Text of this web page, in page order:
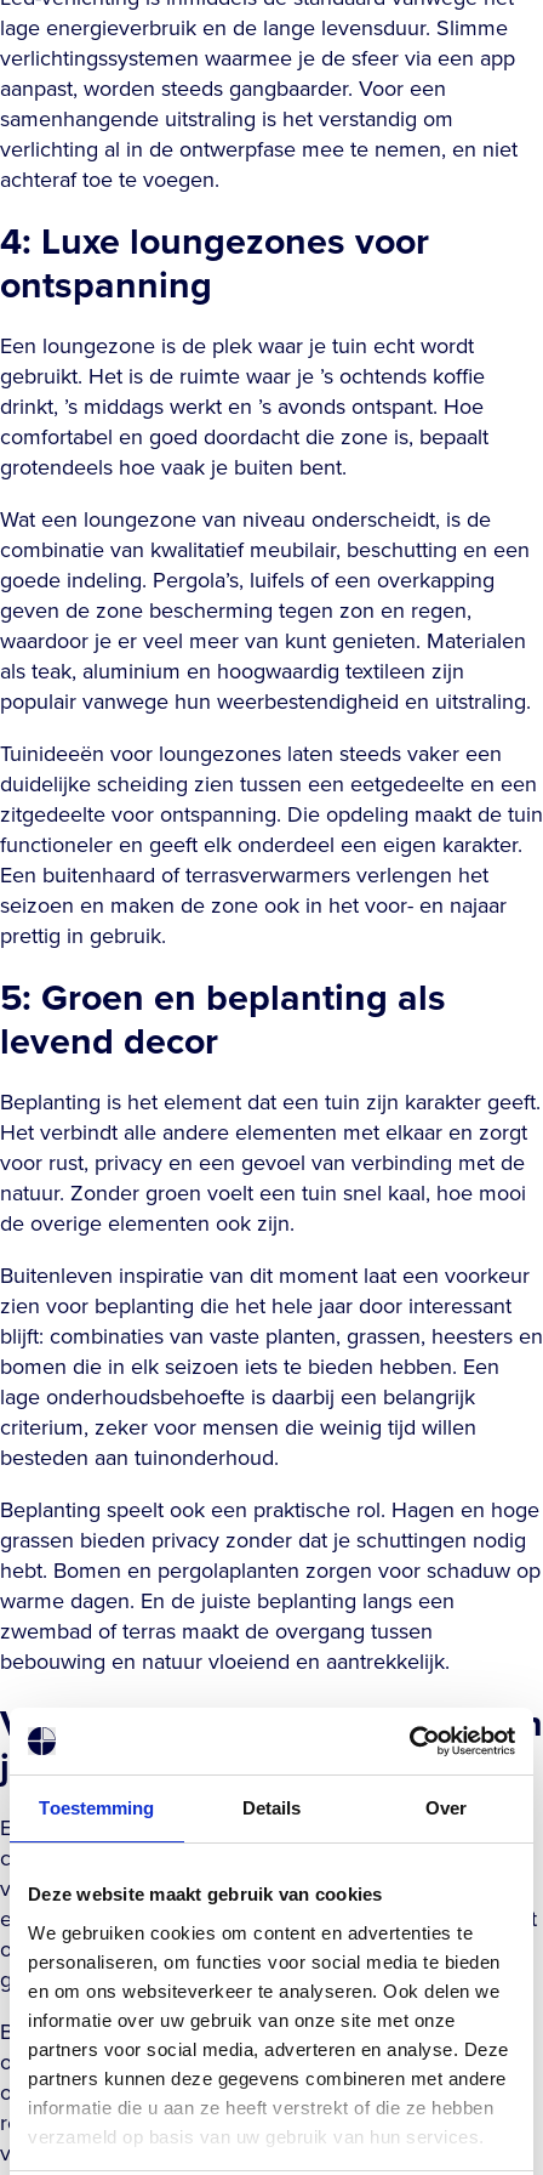
Toestemming Details Over
Deze website maakt gebruik van cookies
We gebruiken cookies om content en advertenties te
personaliseren, om functies voor social media te bieden
en om ons websiteverkeer te analyseren. Ook delen we
informatie over uw gebruik van onze site met onze
partners voor social media, adverteren en analyse. Deze
partners kunnen deze gegevens combineren met andere
informatie die u aan ze heeft verstrekt of die ze hebben
verzameld op basis van uw gebruik van hun services.
lage energieverbruik en de lange levensduur. Slimme
verlichtingssystemen waarmee je de sfeer via een app
aanpast, worden steeds gangbaarder. Voor een
samenhangende uitstraling is het verstandig om
verlichting al in de ontwerpfase mee te nemen, en niet
achteraf toe te voegen.
4: Luxe loungezones voor
ontspanning
Een loungezone is de plek waar je tuin echt wordt
gebruikt. Het is de ruimte waar je ’s ochtends koffie
drinkt, ’s middags werkt en ’s avonds ontspant. Hoe
comfortabel en goed doordacht die zone is, bepaalt
grotendeels hoe vaak je buiten bent.
Wat een loungezone van niveau onderscheidt, is de
combinatie van kwalitatief meubilair, beschutting en een
goede indeling. Pergola’s, luifels of een overkapping
geven de zone bescherming tegen zon en regen,
waardoor je er veel meer van kunt genieten. Materialen
als teak, aluminium en hoogwaardig textileen zijn
populair vanwege hun weerbestendigheid en uitstraling.
Tuinideeën voor loungezones laten steeds vaker een
duidelijke scheiding zien tussen een eetgedeelte en een
zitgedeelte voor ontspanning. Die opdeling maakt de tuin
functioneler en geeft elk onderdeel een eigen karakter.
Een buitenhaard of terrasverwarmers verlengen het
seizoen en maken de zone ook in het voor- en najaar
prettig in gebruik.
5: Groen en beplanting als
levend decor
Beplanting is het element dat een tuin zijn karakter geeft.
Het verbindt alle andere elementen met elkaar en zorgt
voor rust, privacy en een gevoel van verbinding met de
natuur. Zonder groen voelt een tuin snel kaal, hoe mooi
de overige elementen ook zijn.
Buitenleven inspiratie van dit moment laat een voorkeur
zien voor beplanting die het hele jaar door interessant
blijft: combinaties van vaste planten, grassen, heesters en
bomen die in elk seizoen iets te bieden hebben. Een
lage onderhoudsbehoefte is daarbij een belangrijk
criterium, zeker voor mensen die weinig tijd willen
besteden aan tuinonderhoud.
Beplanting speelt ook een praktische rol. Hagen en hoge
grassen bieden privacy zonder dat je schuttingen nodig
hebt. Bomen en pergolaplanten zorgen voor schaduw op
warme dagen. En de juiste beplanting langs een
zwembad of terras maakt de overgang tussen
bebouwing en natuur vloeiend en aantrekkelijk.
Van droom naar werkelijkheid in
jouw tuin
Een tuin aanleggen die al deze elementen goed
combineert, vraagt om een doordachte aanpak. De
volgorde van keuzes, de samenhang tussen elementen
en de kwaliteit van de uitvoering bepalen of het resultaat
ook op de lange termijn goed blijft functioneren en er
goed uitziet.
Begin met de elementen die de meeste invloed hebben
op de indeling van je tuin, zoals een zwembad of een
overkapping. Die bepalen de structuur waaromheen de
rest wordt opgebouwd. Werk daarna de details uit:
verlichting, beplanting, meubilair. Zo voorkom je dat je